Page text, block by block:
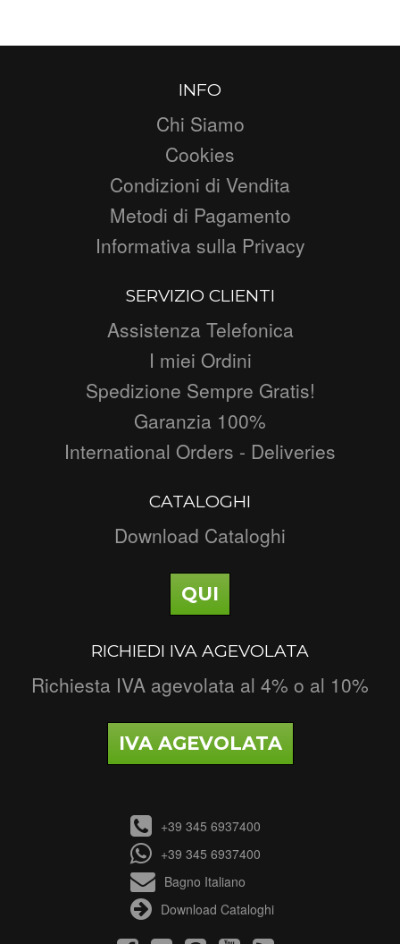
INFO
Chi Siamo
Cookies
Condizioni di Vendita
Metodi di Pagamento
Informativa sulla Privacy
SERVIZIO CLIENTI
Assistenza Telefonica
I miei Ordini
Spedizione Sempre Gratis!
Garanzia 100%
International Orders - Deliveries
CATALOGHI
Download Cataloghi
QUI
RICHIEDI IVA AGEVOLATA
Richiesta IVA agevolata al 4% o al 10%
IVA AGEVOLATA
+39 345 6937400
+39 345 6937400
Bagno Italiano
Download Cataloghi